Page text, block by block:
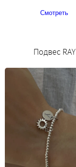
Смотреть
Подвес RAY